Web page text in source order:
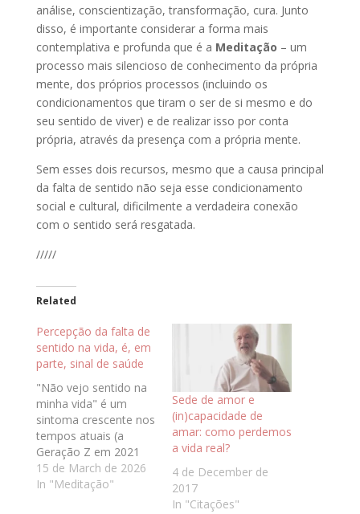
análise, conscientização, transformação, cura. Junto
disso, é importante considerar a forma mais
contemplativa e profunda que é a Meditação – um
processo mais silencioso de conhecimento da própria
mente, dos próprios processos (incluindo os
condicionamentos que tiram o ser de si mesmo e do
seu sentido de viver) e de realizar isso por conta
própria, através da presença com a própria mente.
Sem esses dois recursos, mesmo que a causa principal
da falta de sentido não seja esse condicionamento
social e cultural, dificilmente a verdadeira conexão
com o sentido será resgatada.
/////
Related
Percepção da falta de
sentido na vida, é, em
parte, sinal de saúde
"Não vejo sentido na
minha vida" é um
sintoma crescente nos
tempos atuais (a
Geração Z em 2021
registrou 42% de
incidência de sintomas
15 de March de 2026
In "Meditação"
Sede de amor e
(in)capacidade de
amar: como perdemos
a vida real?
4 de December de
2017
In "Citações"